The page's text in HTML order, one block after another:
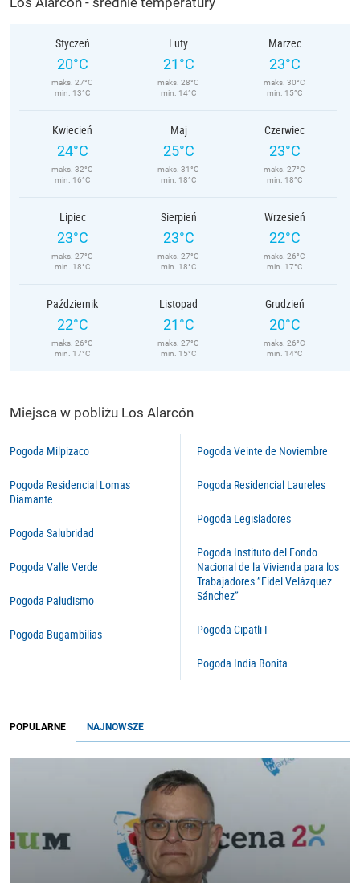
Styczeń
20°C
maks. 27°C
min. 13°C
Luty
21°C
maks. 28°C
min. 14°C
Marzec
23°C
maks. 30°C
min. 15°C
Kwiecień
24°C
maks. 32°C
min. 16°C
Maj
25°C
maks. 31°C
min. 18°C
Czerwiec
23°C
maks. 27°C
min. 18°C
Lipiec
23°C
maks. 27°C
min. 18°C
Sierpień
23°C
maks. 27°C
min. 18°C
Wrzesień
22°C
maks. 26°C
min. 17°C
Październik
22°C
maks. 26°C
min. 17°C
Listopad
21°C
maks. 27°C
min. 15°C
Grudzień
20°C
maks. 26°C
min. 14°C
Miejsca w pobliżu Los Alarcón
Pogoda Milpizaco
Pogoda Residencial Lomas
Diamante
Pogoda Salubridad
Pogoda Valle Verde
Pogoda Paludismo
Pogoda Bugambilias
Pogoda Veinte de Noviembre
Pogoda Residencial Laureles
Pogoda Legisladores
Pogoda Instituto del Fondo
Nacional de la Vivienda para los
Trabajadores ”Fidel Velázquez
Sánchez”
Pogoda Cipatli I
Pogoda India Bonita
POPULARNE NAJNOWSZE